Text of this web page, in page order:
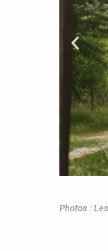
Photos :